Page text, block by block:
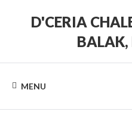
D'CERIA
unitMENU